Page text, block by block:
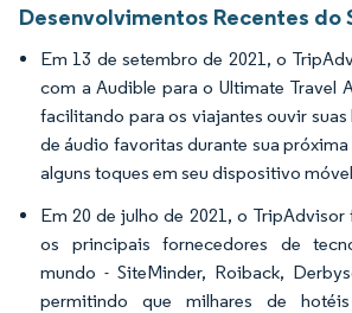
Desenvolvimentos Recentes do
Em 13 de setembro de 2021, o
com a Audible para o Ultimate Travel
facilitando para os viajantes ouvir
de áudio favoritas durante sua
alguns toques em seu dispositivo
Em 20 de julho de 2021, o
os principais fornecedores de
mundo - SiteMinder, Roiback,
permitindo que milhares de